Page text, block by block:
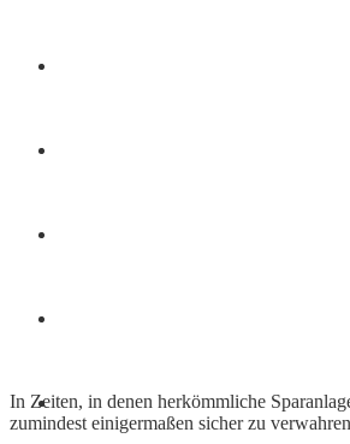
Weitere
In Zeiten, in denen herkömmliche
zumindest einigermaßen sicher zu